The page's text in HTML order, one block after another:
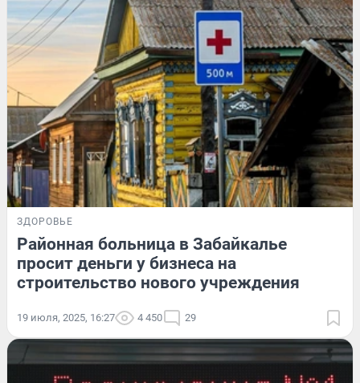
ЗДОРОВЬЕ
Районная больница в Забайкалье
просит деньги у бизнеса на
строительство нового учреждения
19 июля, 2025, 16:27 4 450 29